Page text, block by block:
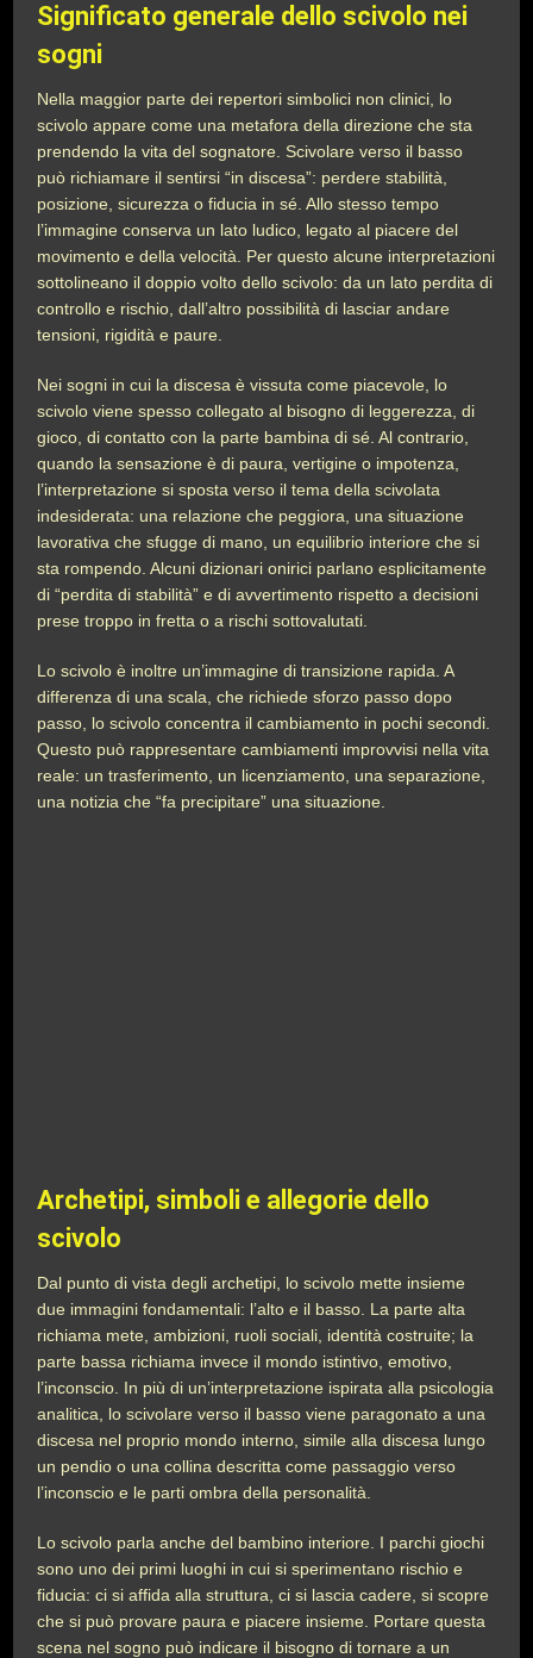
Significato generale dello scivolo nei
sogni
Nella maggior parte dei repertori simbolici non clinici, lo
scivolo appare come una metafora della direzione che sta
prendendo la vita del sognatore. Scivolare verso il basso
può richiamare il sentirsi “in discesa”: perdere stabilità,
posizione, sicurezza o fiducia in sé. Allo stesso tempo
l’immagine conserva un lato ludico, legato al piacere del
movimento e della velocità. Per questo alcune interpretazioni
sottolineano il doppio volto dello scivolo: da un lato perdita di
controllo e rischio, dall’altro possibilità di lasciar andare
tensioni, rigidità e paure.
Nei sogni in cui la discesa è vissuta come piacevole, lo
scivolo viene spesso collegato al bisogno di leggerezza, di
gioco, di contatto con la parte bambina di sé. Al contrario,
quando la sensazione è di paura, vertigine o impotenza,
l’interpretazione si sposta verso il tema della scivolata
indesiderata: una relazione che peggiora, una situazione
lavorativa che sfugge di mano, un equilibrio interiore che si
sta rompendo. Alcuni dizionari onirici parlano esplicitamente
di “perdita di stabilità” e di avvertimento rispetto a decisioni
prese troppo in fretta o a rischi sottovalutati.
Lo scivolo è inoltre un’immagine di transizione rapida. A
differenza di una scala, che richiede sforzo passo dopo
passo, lo scivolo concentra il cambiamento in pochi secondi.
Questo può rappresentare cambiamenti improvvisi nella vita
reale: un trasferimento, un licenziamento, una separazione,
una notizia che “fa precipitare” una situazione.
Archetipi, simboli e allegorie dello
scivolo
Dal punto di vista degli archetipi, lo scivolo mette insieme
due immagini fondamentali: l’alto e il basso. La parte alta
richiama mete, ambizioni, ruoli sociali, identità costruite; la
parte bassa richiama invece il mondo istintivo, emotivo,
l’inconscio. In più di un’interpretazione ispirata alla psicologia
analitica, lo scivolare verso il basso viene paragonato a una
discesa nel proprio mondo interno, simile alla discesa lungo
un pendio o una collina descritta come passaggio verso
l’inconscio e le parti ombra della personalità.
Lo scivolo parla anche del bambino interiore. I parchi giochi
sono uno dei primi luoghi in cui si sperimentano rischio e
fiducia: ci si affida alla struttura, ci si lascia cadere, si scopre
che si può provare paura e piacere insieme. Portare questa
scena nel sogno può indicare il bisogno di tornare a un